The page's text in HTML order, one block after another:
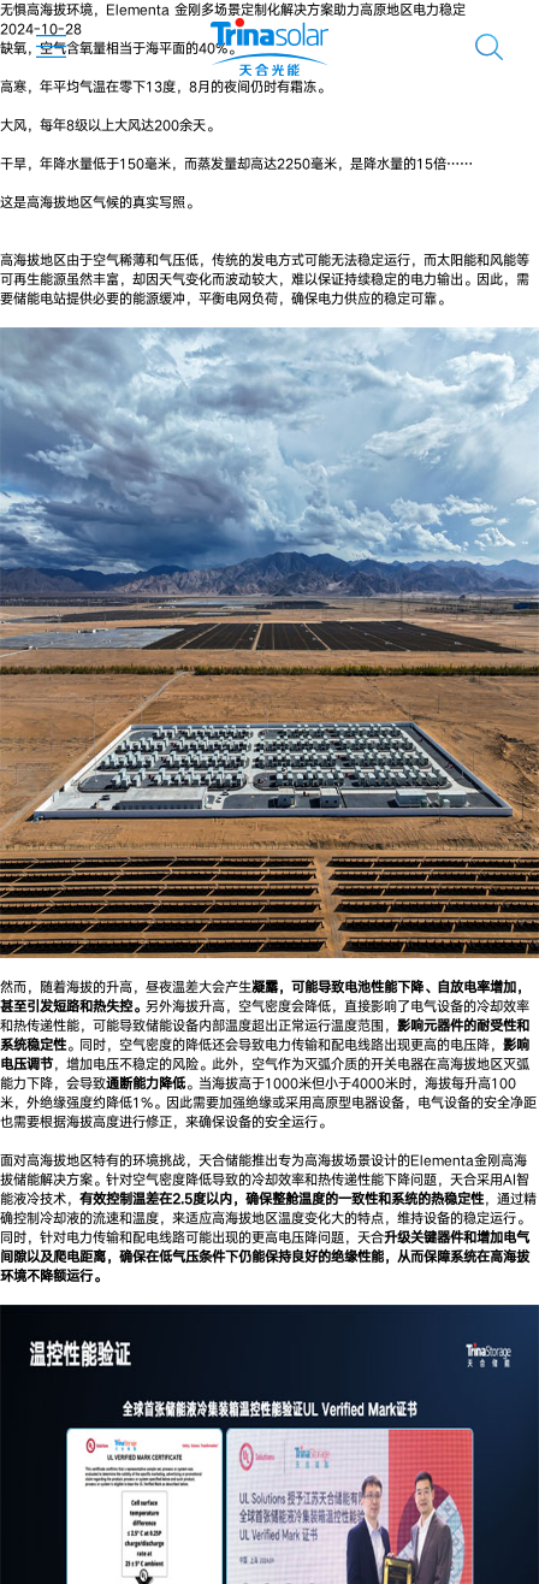
无惧高海拔环境，Elementa 金刚多场景定制化解决方案助力高原地区电力稳定
2024-10-28
缺氧，空气含氧量相当于海平面的40%。
高寒，年平均气温在零下13度，8月的夜间仍时有霜冻。
大风，每年8级以上大风达200余天。
干旱，年降水量低于150毫米，而蒸发量却高达2250毫米，是降水量的15倍……
这是高海拔地区气候的真实写照。
高海拔地区由于空气稀薄和气压低，传统的发电方式可能无法稳定运行，而太阳能和风能等
可再生能源虽然丰富，却因天气变化而波动较大，难以保证持续稳定的电力输出。因此，需
要储能电站提供必要的能源缓冲，平衡电网负荷，确保电力供应的稳定可靠。
然而，随着海拔的升高，昼夜温差大会产生凝露，可能导致电池性能下降、自放电率增加，
甚至引发短路和热失控。 另外海拔升高，空气密度会降低，直接影响了电气设备的冷却效率
和热传递性能，可能导致储能设备内部温度超出正常运行温度范围， 影响元器件的耐受性和
系统稳定性。同时，空气密度的降低还会导致电力传输和配电线路出现更高的电压降， 影响
电压调节，增加电压不稳定的风险。此外，空气作为灭弧介质的开关电器在高海拔地区灭弧
能力下降，会导致通断能力降低。当海拔高于1000米但小于4000米时，海拔每升高100
米，外绝缘强度约降低1%。因此需要加强绝缘或采用高原型电器设备，电气设备的安全净距
也需要根据海拔高度进行修正，来确保设备的安全运行。
面对高海拔地区特有的环境挑战，天合储能推出专为高海拔场景设计的Elementa金刚高海
拔储能解决方案。针对空气密度降低导致的冷却效率和热传递性能下降问题，天合采用AI智
能液冷技术， 有效控制温差在2.5度以内，确保整舱温度的一致性和系统的热稳定性，通过精
确控制冷却液的流速和温度，来适应高海拔地区温度变化大的特点，维持设备的稳定运行。
同时，针对电力传输和配电线路可能出现的更高电压降问题，天合升级关键器件和增加电气
间隙以及爬电距离，确保在低气压条件下仍能保持良好的绝缘性能，从而保障系统在高海拔
环境不降额运行。